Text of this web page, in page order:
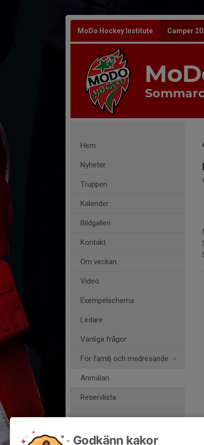
MoDo Hockey Institute Camper
Hem
Nyheter
Truppen
Kalender
Bildgalleri
Kontakt
Om veckan
Video
Exempelschema
Ledare
Vanliga frågor
För familj och medresande
Anmälan
Reservlista
Godkänn kakor